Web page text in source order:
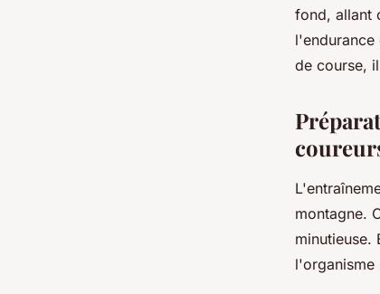
fond, allant
de course,
montagne.
minutieuse.
l'organisme